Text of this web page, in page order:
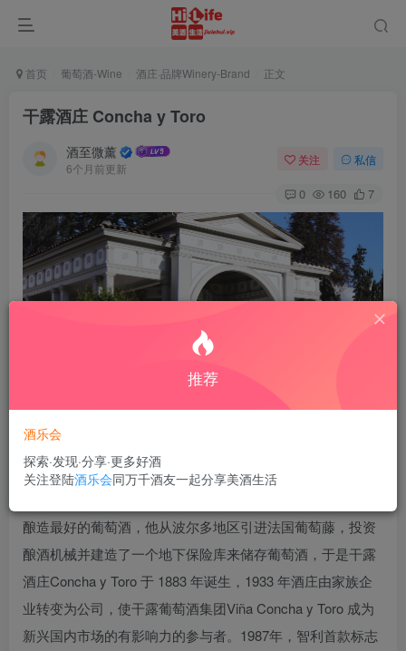
首页 葡萄酒-Wine 酒庄·品牌Winery-Brand 正文
干露酒庄 Concha y Toro
酒至微薰
6个月前更新
关注 私信
0 160 7
智利著名律师、政治家和商人梅尔乔·康查·托罗 Melchor
酿造最好的葡萄酒，他从波尔多地区引进法国葡萄藤，投资
酿酒机械并建造了一个地下保险库来储存葡萄酒，于是干露
酒庄Concha y Toro 于 1883 年诞生，1933 年酒庄由家族企
业转变为公司，使干露葡萄酒集团Viña Concha y Toro 成为
新兴国内市场的有影响力的参与者。1987年，智利首款标志
推荐
酒乐会
探索·发现·分享·更多好酒
关注登陆酒乐会同万千酒友一起分享美酒生活